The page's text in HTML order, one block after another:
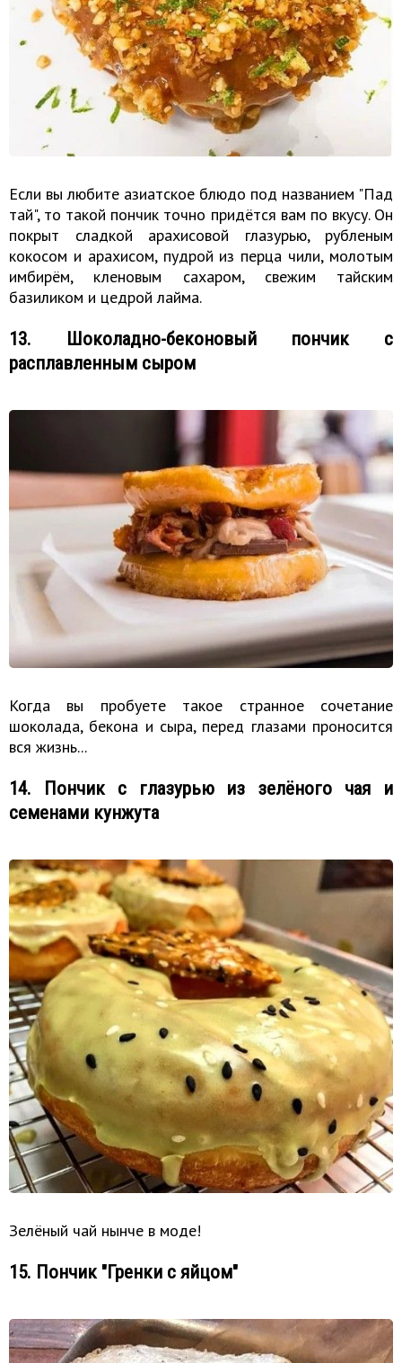
Если вы любите азиатское блюдо под названием "Пад
тай", то такой пончик точно придётся вам по вкусу. Он
покрыт сладкой арахисовой глазурью, рубленым
кокосом и арахисом, пудрой из перца чили, молотым
имбирём, кленовым сахаром, свежим тайским
базиликом и цедрой лайма.
13. Шоколадно-беконовый пончик с
расплавленным сыром
Когда вы пробуете такое странное сочетание
шоколада, бекона и сыра, перед глазами проносится
вся жизнь...
14. Пончик с глазурью из зелёного чая и
семенами кунжута
Зелёный чай нынче в моде!
15. Пончик "Гренки с яйцом"